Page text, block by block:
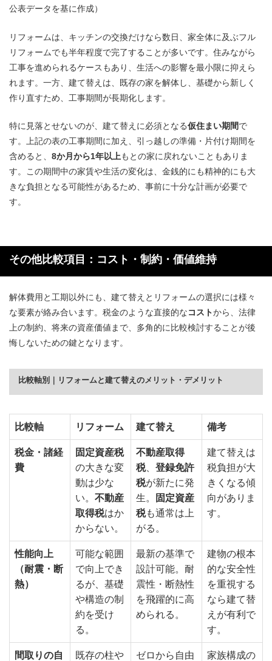
公表データを基に作成）
リフォームは、キッチンの交換だけなら数日、家全体に及ぶフル
リフォームでも半年程度で完了することが多いです。住みながら
工事を進められるケースもあり、生活への影響を最小限に抑えら
れます。一方、建て替えは、既存の家を解体し、基礎から新しく
作り直すため、工事期間が長期化します。
特に見落とせないのが、建て替えに必須となる仮住まい期間で
す。上記の表の工事期間に加え、引っ越しの準備・片付け期間を
含めると、 8か月から1年以上もとの家に戻れないこともありま
す。この期間中の家賃や生活の変化は、金銭的にも精神的にも大
きな負担となる可能性があるため、事前に十分な計画が必要で
す。
その他比較項目：コスト・制約・価値維持
解体費用と工期以外にも、建て替えとリフォームの選択には様々
な要素が絡み合います。税金のような直接的なコストから、法律
上の制約、将来の資産価値まで、多角的に比較検討することが後
悔しないための鍵となります。
比較軸別｜リフォームと建て替えのメリット・デメリット
比較軸 リフォーム 建て替え 備考
税金・諸経
費
固定資産税
の大きな変
動は少な
い。 不動産
取得税はか
からない。
不動産取得
税、 登録免許
税が新たに発
生。
固定資産
税も通常は上
がる。
建て替えは
税負担が大
きくなる傾
向がありま
す。
性能向上
（耐震・断
熱）
可能な範囲
で向上でき
るが、基礎
や構造の制
約を受け
る。
最新の基準で
設計可能。耐
震性・断熱性
を飛躍的に高
められる。
建物の根本
的な安全性
を重視する
なら建て替
えが有利で
す。
間取りの自
既存の柱や
ゼロから自由
家族構成の